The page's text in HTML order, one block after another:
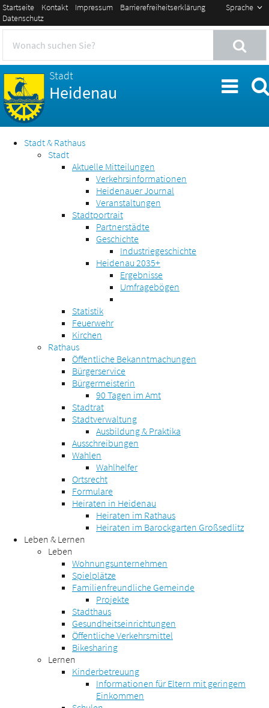
Sprache
Startseite Kontakt Impressum
Barrierefreiheitserklärung
Datenschutz
Stadt
Heidenau
Stadt & Rathaus
Stadt
Aktuelle Mitteilungen
Verkehrsinformationen
Heidenauer Journal
Veranstaltungen
Stadtportrait
Partnerstädte
Geschichte
Industriegeschichte
Heidenau 2035+
Ergebnisse
Umfragebögen
Statistik
Feuerwehr
Kirchen
Rathaus
Öffentliche Bekanntmachungen
Bürgerservice
Bürgermeisterin
90 Tagen im Amt
Stadtrat
Stadtverwaltung
Ausbildung & Praktika
Ausschreibungen
Wahlen
Wahlhelfer
Ortsrecht
Formulare
Heiraten in Heidenau
Heiraten im Rathaus
Heiraten im Barockgarten Großsedlitz
Leben & Lernen
Leben
Wohnungsunternehmen
Spielplätze
Familienfreundliche Gemeinde
Projekte
Stadthaus
Gesundheitseinrichtungen
Öffentliche Verkehrsmittel
Bikesharing
Lernen
Kinderbetreuung
Informationen für Eltern mit geringem
Einkommen